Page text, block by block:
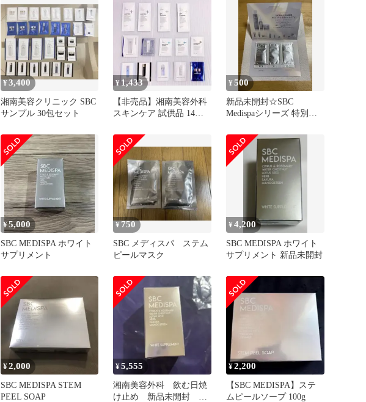
¥3,400
湘南美容クリニック SBC
サンプル 30包セット
¥ 1,433
【非売品】湘南美容外科
スキンケア 試供品 14点
¥500
新品未開封☆SBC
Medispaシリーズ 特別サ
¥5,000
SBC MEDISPA ホワイト
サプリメント
¥750
SBC メディスパ ステム
ピールマスク
¥4,200
SBC MEDISPA ホワイト
サプリメント 新品未開封
¥2,000
SBC MEDISPA STEM
PEEL SOAP
¥5,555
湘南美容外科 飲む日焼
け止め 新品未開封 ホ
¥2,200
【SBC MEDISPA】ステ
ムピールソープ 100g